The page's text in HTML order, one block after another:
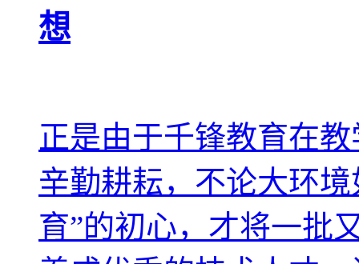
想
正是由于千锋教育在
辛勤耕耘，不论大环
育”的初心，才将一批